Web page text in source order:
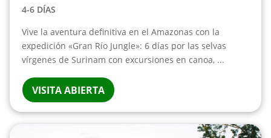
4-6 DÍAS
Vive la aventura definitiva en el Amazonas con la
expedición «Gran Río Jungle»: 6 días por las selvas
vírgenes de Surinam con excursiones en canoa, ...
VISITA ABIERTA